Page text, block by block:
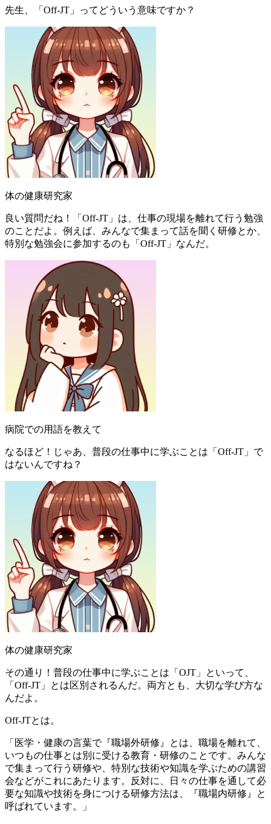
先生、「Off-JT」ってどういう意味ですか？
体の健康研究家
良い質問だね！「Off-JT」は、仕事の現場を離れて行う勉強
のことだよ。例えば、みんなで集まって話を聞く研修とか、
特別な勉強会に参加するのも「Off-JT」なんだ。
病院での用語を教えて
なるほど！じゃあ、普段の仕事中に学ぶことは「Off-JT」で
はないんですね？
体の健康研究家
その通り！普段の仕事中に学ぶことは「OJT」といって、
「Off-JT」とは区別されるんだ。両方とも、大切な学び方な
んだよ。
Off-JTとは。
「医学・健康の言葉で『職場外研修』とは、職場を離れて、
いつもの仕事とは別に受ける教育・研修のことです。みんな
で集まって行う研修や、特別な技術や知識を学ぶための講習
会などがこれにあたります。反対に、日々の仕事を通して必
要な知識や技術を身につける研修方法は、『職場内研修』と
呼ばれています。」